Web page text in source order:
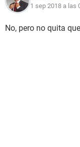
1 sep 2018 a las
No, pero no quita